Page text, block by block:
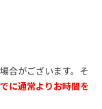
合がございます。そ
に通常よりお時間を